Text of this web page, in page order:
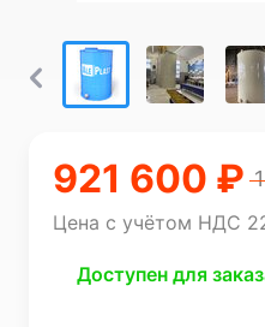
921 600 ₽
Цена с учётом НДС
Доступен для